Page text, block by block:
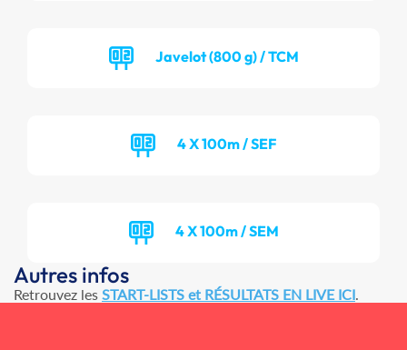
Javelot (800 g) / TCM
4 X 100m / SEF
4 X 100m / SEM
Autres infos
Retrouvez les START-LISTS et RÉSULTATS EN LIVE ICI.